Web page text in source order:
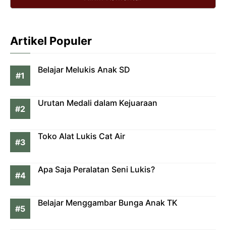
Artikel Populer
Belajar Melukis Anak SD
Urutan Medali dalam Kejuaraan
Toko Alat Lukis Cat Air
Apa Saja Peralatan Seni Lukis?
Belajar Menggambar Bunga Anak TK